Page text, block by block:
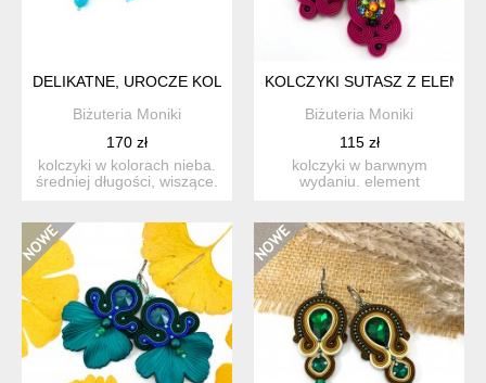
DELIKATNE, UROCZE KOLCZYKI SUTASZ "BLUESKY"
Biżuteria Moniki
170 zł
kolczyki w kolorach nieba.
średniej długości, wiszące.
KOLCZYKI SUTASZ Z
Biżuteria Moniki
115 zł
kolczyki w barwnym
wydaniu. element